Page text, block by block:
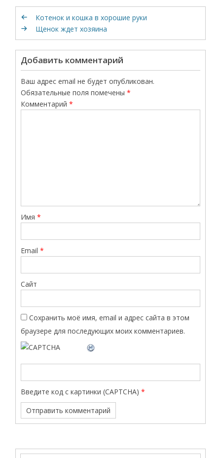
Котенок и кошка в хорошие руки
Щенок ждет хозяина
Добавить комментарий
Ваш адрес email не будет опубликован.
Обязательные поля помечены*
Комментарий*
Имя*
Email*
Сайт
Сохранить моё имя, email и адрес сайта в этом
браузере для последующих моих комментариев.
Введите код с картинки (CAPTCHA) *